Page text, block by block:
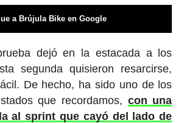
a Brújula Bike en Google
dejó en la estacada a los
segunda quisieron resarcirse,
De hecho, ha sido uno de los
que recordamos, con una
al sprint que cayó del lado de